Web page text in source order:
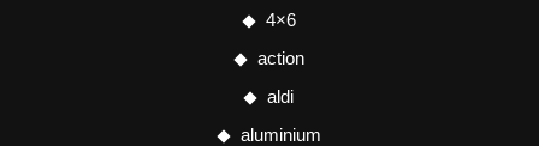
4×6
action
aldi
aluminium